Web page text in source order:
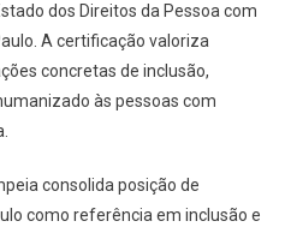
dos Direitos da Pessoa com
A certificação valoriza
concretas de inclusão,
às pessoas com
consolida posição de
como referência em inclusão e